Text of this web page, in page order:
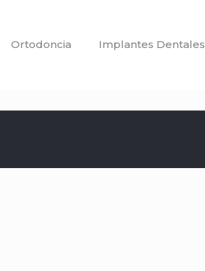
Ortodoncia Implantes Dentales